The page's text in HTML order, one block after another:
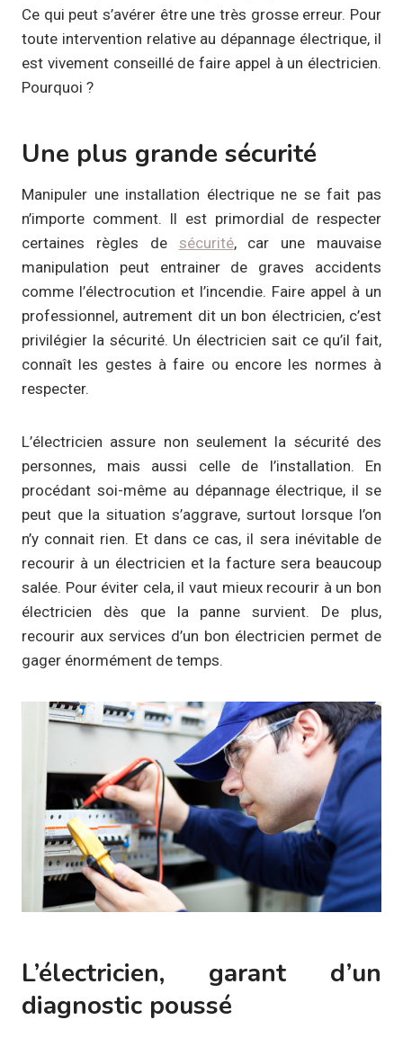
Ce qui peut s’avérer être une très grosse erreur. Pour
toute intervention relative au dépannage électrique, il
est vivement conseillé de faire appel à un électricien.
Pourquoi ?
Une plus grande sécurité
Manipuler une installation électrique ne se fait pas
n’importe comment. Il est primordial de respecter
certaines règles de sécurité, car une mauvaise
manipulation peut entrainer de graves accidents
comme l’électrocution et l’incendie. Faire appel à un
professionnel, autrement dit un bon électricien, c’est
privilégier la sécurité. Un électricien sait ce qu’il fait,
connaît les gestes à faire ou encore les normes à
respecter.
L’électricien assure non seulement la sécurité des
personnes, mais aussi celle de l’installation. En
procédant soi-même au dépannage électrique, il se
peut que la situation s’aggrave, surtout lorsque l’on
n’y connait rien. Et dans ce cas, il sera inévitable de
recourir à un électricien et la facture sera beaucoup
salée. Pour éviter cela, il vaut mieux recourir à un bon
électricien dès que la panne survient. De plus,
recourir aux services d’un bon électricien permet de
gager énormément de temps.
L’électricien, garant d’un
diagnostic poussé